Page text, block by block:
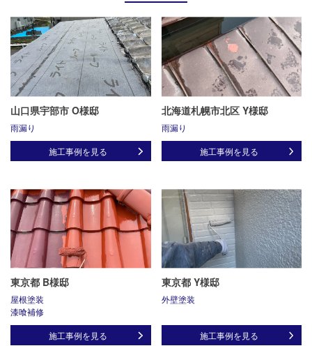
山口県宇部市 O様邸
雨漏り
施工事例を見る
北海道札幌市北区 Y様邸
雨漏り
施工事例を見る
東京都 B様邸
屋根塗装
漆喰補修
施工事例を見る
東京都 Y様邸
外壁塗装
施工事例を見る